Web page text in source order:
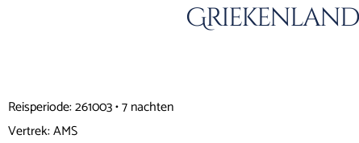
Reisperiode: 261003 • 7 nachten
Vertrek: AMS